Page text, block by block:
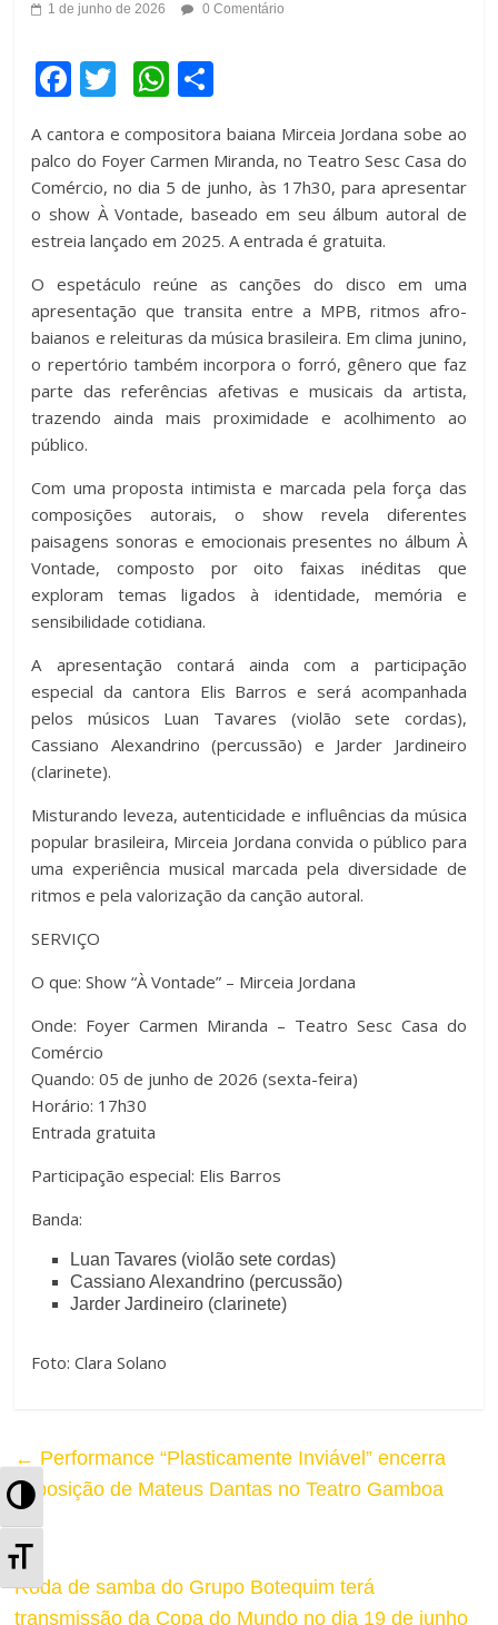
A
t
A
1 de junho de 2026 0 Comentário
F
c
e
b
o
o
k
T
tt
er
W
at
s
A
p
p
m
p
ar
til
h
ar
A cantora e compositora baiana Mirceia Jordana sobe ao
palco do Foyer Carmen Miranda, no Teatro Sesc Casa do
Comércio, no dia 5 de junho, às 17h30, para apresentar
o show À Vontade, baseado em seu álbum autoral de
estreia lançado em 2025. A entrada é gratuita.
O espetáculo reúne as canções do disco em uma
apresentação que transita entre a MPB, ritmos afro-
baianos e releituras da música brasileira. Em clima junino,
o repertório também incorpora o forró, gênero que faz
parte das referências afetivas e musicais da artista,
trazendo ainda mais proximidade e acolhimento ao
público.
Com uma proposta intimista e marcada pela força das
composições autorais, o show revela diferentes
paisagens sonoras e emocionais presentes no álbum À
Vontade, composto por oito faixas inéditas que
exploram temas ligados à identidade, memória e
sensibilidade cotidiana.
A apresentação contará ainda com a participação
especial da cantora Elis Barros e será acompanhada
pelos músicos Luan Tavares (violão sete cordas),
Cassiano Alexandrino (percussão) e Jarder Jardineiro
(clarinete).
Misturando leveza, autenticidade e influências da música
popular brasileira, Mirceia Jordana convida o público para
uma experiência musical marcada pela diversidade de
ritmos e pela valorização da canção autoral.
SERVIÇO
O que: Show “À Vontade” – Mirceia Jordana
Onde: Foyer Carmen Miranda – Teatro Sesc Casa do
Comércio
Quando: 05 de junho de 2026 (sexta-feira)
Horário: 17h30
Entrada gratuita
Participação especial: Elis Barros
Banda:
Luan Tavares (violão sete cordas)
Cassiano Alexandrino (percussão)
Jarder Jardineiro (clarinete)
Foto:Clara Solano
← Performance “Plasticamente Inviável” encerra
exposição de Mateus Dantas no Teatro Gamboa
Roda de samba do Grupo Botequim terá
transmissão da Copa do Mundo no dia 19 de junho